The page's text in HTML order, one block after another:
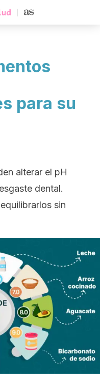
para su
alterar el pH
dental.
sin